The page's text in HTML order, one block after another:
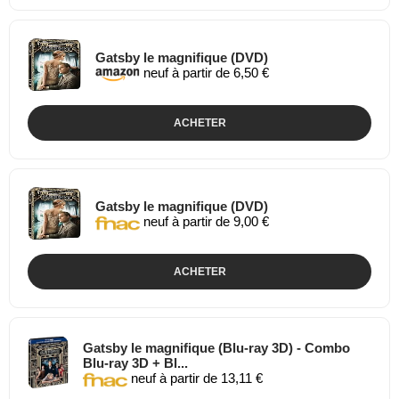
Gatsby le magnifique (DVD)
neuf à partir de 6,50 €
ACHETER
Gatsby le magnifique (DVD)
neuf à partir de 9,00 €
ACHETER
Gatsby le magnifique (Blu-ray 3D) - Combo
Blu-ray 3D + Bl...
neuf à partir de 13,11 €